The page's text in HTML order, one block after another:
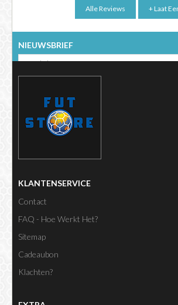
NIEUWSBRIEF
KLANTENSERVICE
Contact
FAQ - Hoe Werkt Het?
Sitemap
Cadeaubon
Klachten?